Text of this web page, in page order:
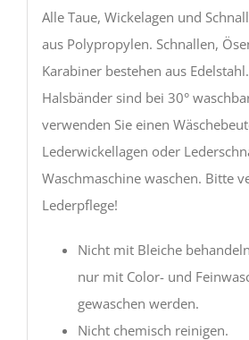
Alle Taue, Wickelagen und
aus Polypropylen. Schnallen,
Karabiner bestehen aus
Halsbänder sind bei 30°
verwenden Sie einen
Lederwickellagen oder
Waschmaschine waschen. Bitte
Lederpflege!
Nicht mit Bleiche
nur mit Color- und
gewaschen werden.
Nicht chemisch reinigen.